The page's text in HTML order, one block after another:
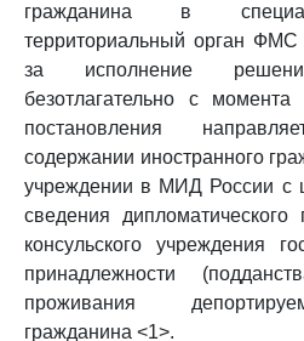
гражданина в
территориальный орган ФМС
за исполнение
безотлагательно с момента
постановления
содержании иностранного
учреждении в МИД России с
сведения дипломатического
консульского учреждения
принадлежности
проживания
гражданина <1>.